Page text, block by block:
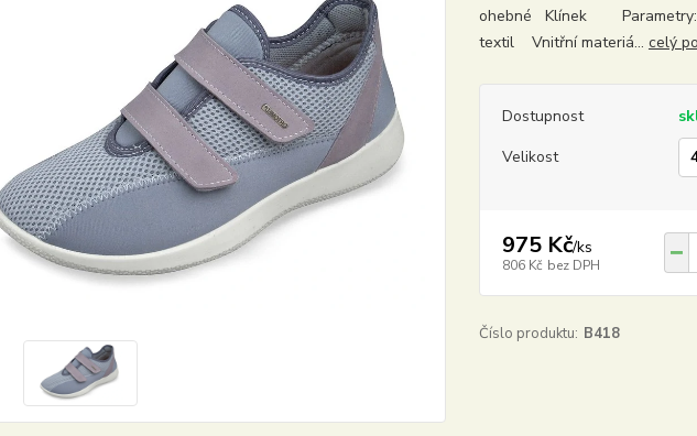
ohebné Klínek
textil Vnitřní materiá... celý
Dostupnost
Velikost
975 Kč/ks
806 Kč bez DPH
Číslo produktu: B418